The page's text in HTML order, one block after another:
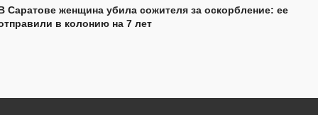
Саратове женщина убила сожителя за оскорбление: ее
в колонию на 7 лет